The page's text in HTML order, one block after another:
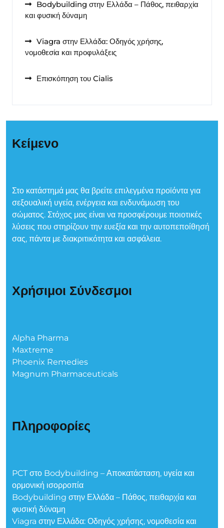
Bodybuilding στην Ελλάδα – Πάθος, πειθαρχία
και φυσική δύναμη
Viagra στην Ελλάδα: Οδηγός χρήσης,
νομοθεσία και προφυλάξεις
Επισκόπηση του Cialis
Κείμενο
Στο κατάστημά μας θα βρείτε επιλεγμένα προϊόντα για
σεξουαλική υγεία, ενέργεια και ενδυνάμωση του
σώματος. Στόχος μας είναι να προσφέρουμε ποιοτικές
λύσεις που στηρίζουν την ευεξία και την αυτοπεποίθησή
σας, πάντα με διακριτικότητα και ασφάλεια.
Χρήσιμοι Σύνδεσμοι
Alpha Pharma
Maxtreme
Phoenix Remedies
Magnum Pharmaceuticals
Πληροφορίες
PCT στο Bodybuilding – Αποκατάσταση, υγεία και
ορμονική ισορροπία
Bodybuilding στην Ελλάδα – Πάθος, πειθαρχία και
φυσική δύναμη
Viagra στην Ελλάδα: Οδηγός χρήσης, νομοθεσία και